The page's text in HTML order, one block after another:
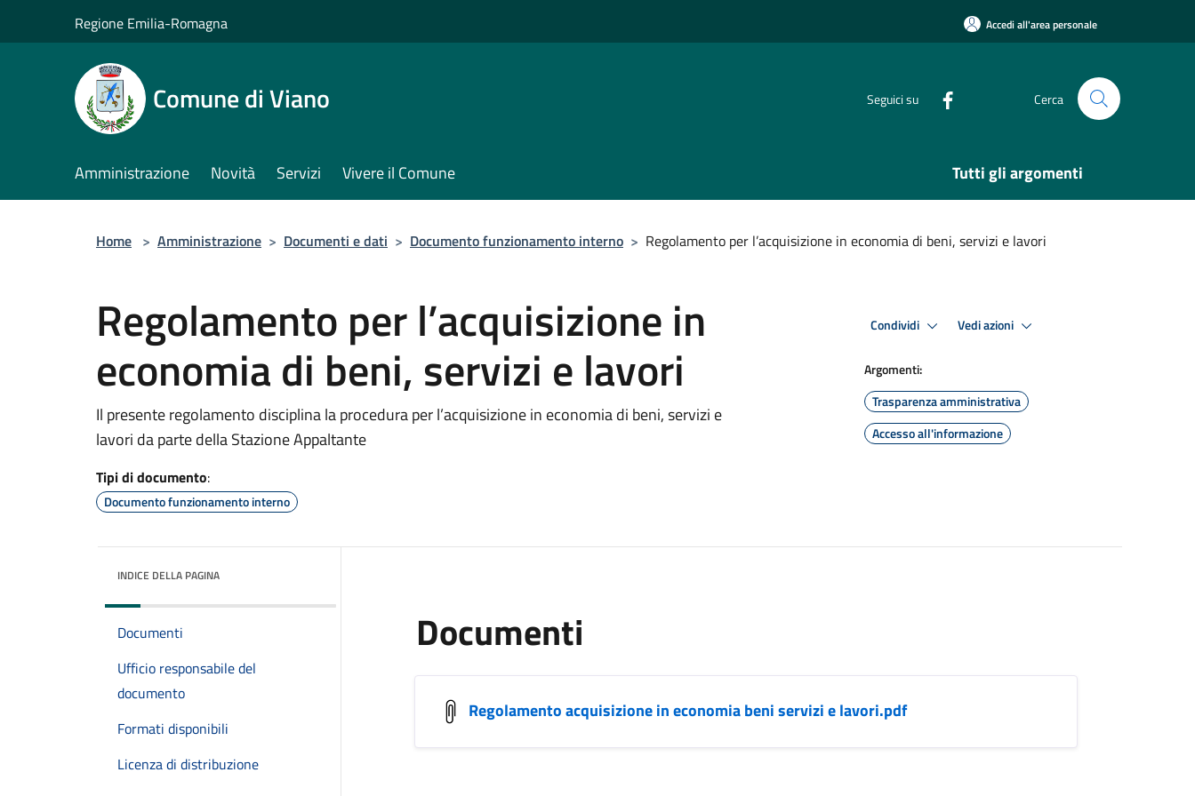
Regione Emilia-Romagna Accedi all'area personale
Comune di Viano Seguici su Cerca
Amministrazione Novità Servizi Vivere il Comune Tutti gli argomenti
Home > Amministrazione > Documenti e dati > Documento funzionamento interno > Regolamento per l’acquisizione in economia di beni, servizi e lavori
Regolamento per l’acquisizione in
economia di beni, servizi e lavori
Il presente regolamento disciplina la procedura per l’acquisizione in economia di beni, servizi e
lavori da parte della Stazione Appaltante
Tipi di documento:
Documento funzionamento interno
Condividi Vedi azioni
Argomenti:
Trasparenza amministrativa
Accesso all'informazione
INDICE DELLA PAGINA
Documenti
Ufficio responsabile del
documento
Formati disponibili
Licenza di distribuzione
Documenti
Regolamento acquisizione in economia beni servizi e lavori.pdf